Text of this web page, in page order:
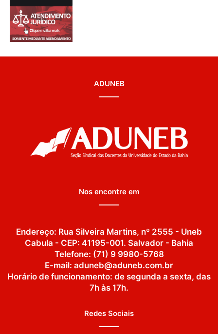
ADUNEB
Nos encontre em
Endereço: Rua Silveira Martins, nº 2555 - Uneb
Cabula - CEP: 41195-001. Salvador - Bahia
Telefone: (71) 9 9980-5768
E-mail: aduneb@aduneb.com.br
Horário de funcionamento: de segunda a sexta, das
7h às 17h.
Redes Sociais